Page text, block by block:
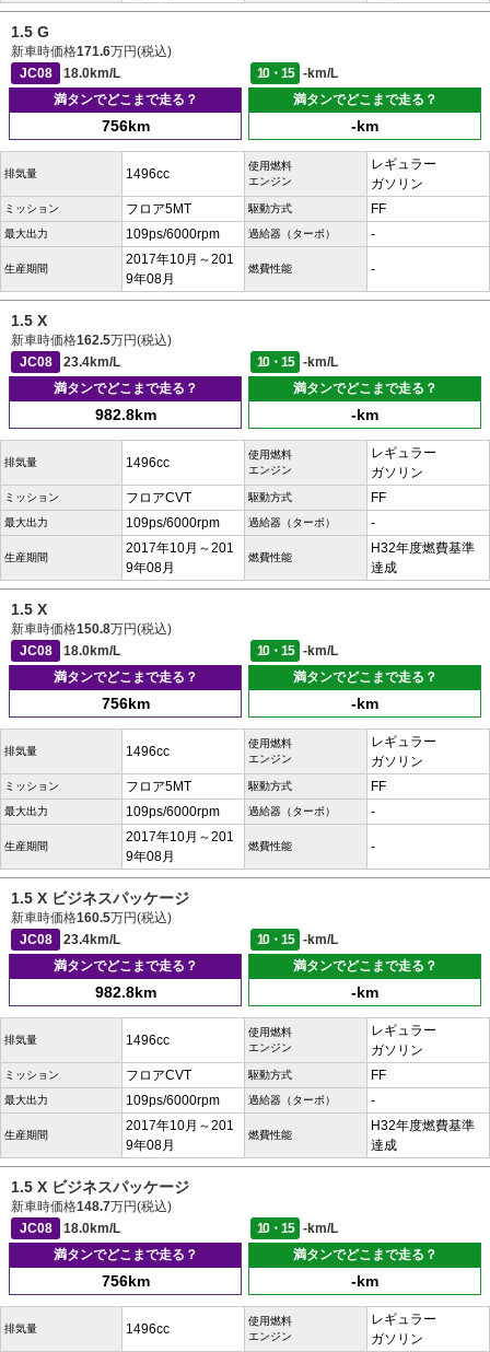
1.5 G
新車時価格171.6万円(税込)
JC08
18.0km/L 10・15
-km/L
満タンでどこまで走る？
756km
満タンでどこまで走る？
-km
排気量 1496cc
使用燃料
エンジン
レギュラー
ガソリン
ミッション フロア5MT 駆動方式 FF
最大出力 109ps/6000rpm 過給器（ターボ） -
生産期間
2017年10月～201
9年08月
燃費性能 -
1.5 X
新車時価格162.5万円(税込)
JC08
23.4km/L 10・15
-km/L
満タンでどこまで走る？
982.8km
満タンでどこまで走る？
-km
排気量 1496cc
使用燃料
エンジン
レギュラー
ガソリン
ミッション フロアCVT 駆動方式 FF
最大出力 109ps/6000rpm 過給器（ターボ） -
生産期間
2017年10月～201
9年08月
燃費性能
H32年度燃費基準
達成
1.5 X
新車時価格150.8万円(税込)
JC08
18.0km/L 10・15
-km/L
満タンでどこまで走る？
756km
満タンでどこまで走る？
-km
排気量 1496cc
使用燃料
エンジン
レギュラー
ガソリン
ミッション フロア5MT 駆動方式 FF
最大出力 109ps/6000rpm 過給器（ターボ） -
生産期間
2017年10月～201
9年08月
燃費性能 -
1.5 X ビジネスパッケージ
新車時価格160.5万円(税込)
JC08
23.4km/L 10・15
-km/L
満タンでどこまで走る？
982.8km
満タンでどこまで走る？
-km
排気量 1496cc
使用燃料
エンジン
レギュラー
ガソリン
ミッション フロアCVT 駆動方式 FF
最大出力 109ps/6000rpm 過給器（ターボ） -
生産期間
2017年10月～201
9年08月
燃費性能
H32年度燃費基準
達成
1.5 X ビジネスパッケージ
新車時価格148.7万円(税込)
JC08
18.0km/L 10・15
-km/L
満タンでどこまで走る？
756km
満タンでどこまで走る？
-km
排気量 1496cc
使用燃料
エンジン
レギュラー
ガソリン